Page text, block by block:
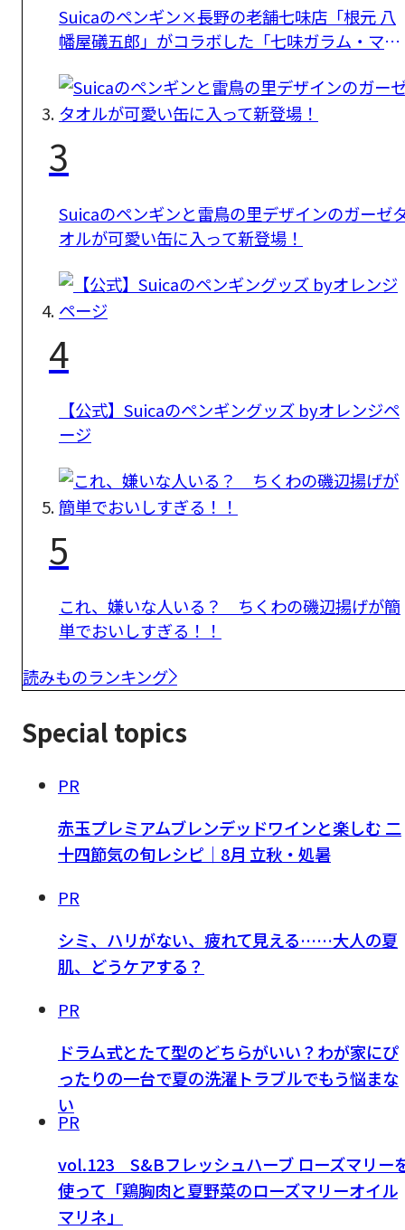
Suicaのペンギン×長野の老舗七味店「根元 八
幡屋礒五郎」がコラボした「七味ガラム・マサ
3
Suicaのペンギンと雷鳥の里デザインのガーゼ
オルが可愛い缶に入って新登場！
4
【公式】Suicaのペンギングッズ byオレンジペ
ージ
5
これ、嫌いな人いる？ ちくわの磯辺揚げが簡
単でおいしすぎる！！
読みものランキング
Special topics
PR
赤玉プレミアムブレンデッドワインと楽しむ 二
十四節気の旬レシピ｜8月 立秋・処暑
PR
シミ、ハリがない、疲れて見える……大人の夏
肌、どうケアする？
PR
ドラム式とたて型のどちらがいい？わが家にぴ
ったりの一台で夏の洗濯トラブルでもう悩まな
い
PR
vol.123 S&Bフレッシュハーブ ローズマリー
使って「鶏胸肉と夏野菜のローズマリーオイル
マリネ」